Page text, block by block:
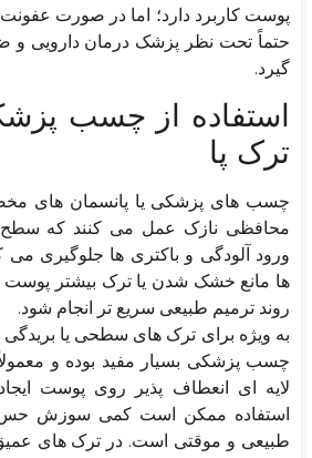
پوست کاربرد دارد؛ اما در صورت عفونت
حتماً تحت نظر پزشک درمان دارویی و
گیرد.
استفاده از چسب
ترک پا
چسب های پزشکی یا پانسمان های
محافظی نازک عمل می کنند که سطح
ورود آلودگی و باکتری ها جلوگیری می
ها مانع خشک شدن یا ترک بیشتر
روند ترمیم طبیعی سریع تر انجام شود.
به ویژه برای ترک های سطحی یا بریدگی
چسب پزشکی بسیار مفید بوده و
لایه ای انعطاف پذیر روی پوست
استفاده ممکن است کمی سوزش حس
طبیعی و موقتی است. در ترک های عمیق